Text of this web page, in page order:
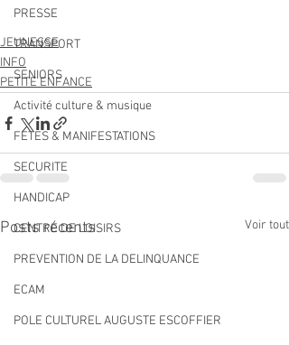
PRESSE
TRANSPORT
SENIORS
Activité culture & musique
FETES & MANIFESTATIONS
SECURITE
HANDICAP
CENTRE DE LOISIRS
PREVENTION DE LA DELINQUANCE
ECAM
POLE CULTUREL AUGUSTE ESCOFFIER
JEUNESSE
INFO
PETITE ENFANCE
Posts récents Voir tout